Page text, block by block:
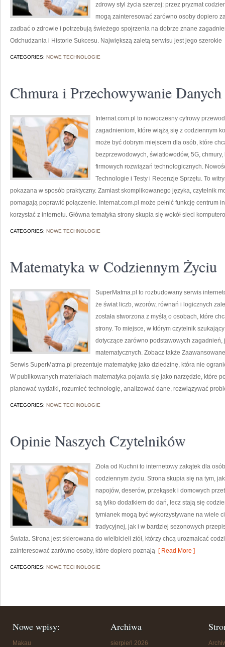
zdrowy styl życia szerzej: przez pryzmat
mogą zainteresować zarówno osoby dopiero
zadbać o zdrowie i potrzebują świeżego spojrzenia na dobrze znane
Odchudzania i Historie Sukcesu. Największą zaletą serwisu jest jego szerokie
CATEGORIES: NOWE TECHNOLOGIE
Chmura i Przechowywanie Danych
Internat.com.pl to nowoczesny cyfrowy
zagadnieniom, które wiążą się z codziennym
może być dobrym miejscem dla osób, które
bezprzewodowych, światłowodów, 5G,
firmowych rozwiązań technologicznych.
Technologie i Testy i Recenzje Sprzętu. To
pokazana w sposób praktyczny. Zamiast skomplikowanego języka, czytelnik
pomagają poprawić połączenie. Internat.com.pl może pełnić funkcję centrum
korzystać z internetu. Główna tematyka strony skupia się wokół sieci
CATEGORIES: NOWE TECHNOLOGIE
Matematyka w Codziennym Życiu
SuperMatma.pl to rozbudowany serwis
że świat liczb, wzorów, równań i logicznych
została stworzona z myślą o osobach, które
strony. To miejsce, w którym czytelnik
dotyczące zarówno podstawowych
matematycznych. Zobacz także
Serwis SuperMatma.pl prezentuje matematykę jako dziedzinę, która nie
W publikowanych materiałach matematyka pojawia się jako narzędzie, które
planować wydatki, rozumieć technologię, analizować dane, rozwiązywać
CATEGORIES: NOWE TECHNOLOGIE
Opinie Naszych Czytelników
Zioła od Kuchni to internetowy zakątek dla
codziennym życiu. Strona skupia się na tym,
napojów, deserów, przekąsek i domowych
są tylko dodatkiem do dań, lecz stają się
tymianek mogą być wykorzystywane na wiele
tradycyjnej, jak i w bardziej sezonowych
Świata. Strona jest skierowana do wielbicieli ziół, którzy chcą urozmaicać
zainteresować zarówno osoby, które dopiero poznają [ Read More ]
CATEGORIES: NOWE TECHNOLOGIE
Nowe wpisy:
Makau
Archiwa
sierpień 2026